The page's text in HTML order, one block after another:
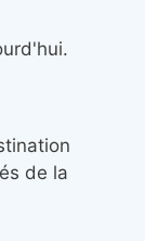
de la